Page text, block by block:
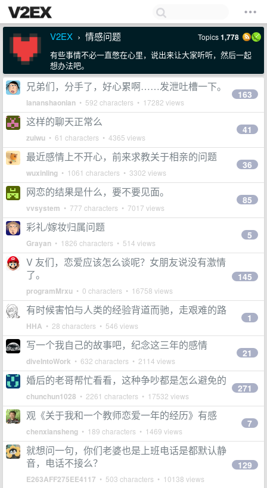
V2EX › 情感问题 Topics1,778
有些事情不必一直憋在心里，说出来让大家听听，然后一起
想办法吧。
兄弟们，分手了，好心累啊……发泄吐槽一下。
lananshaonian • 592 characters • 17282 views
163
这样的聊天正常么
zuiwu • 61 characters • 4365 views
41
最近感情上不开心，前来求教关于相亲的问题
wuxinling • 1061 characters • 3302 views
36
网恋的结果是什么，要不要见面。
vvsystem • 777 characters • 7017 views
85
彩礼/嫁妆归属问题
Grayan • 1826 characters • 514 views
5
V 友们，恋爱应该怎么谈呢？女朋友说没有激情
了。
programMrxu • 0 characters • 16758 views
145
有时候害怕与人类的经验背道而驰，走艰难的路
HHA • 28 characters • 546 views
1
​写一个我自己的故事吧，纪念这三年的感情
diveIntoWork • 632 characters • 2114 views
21
婚后的老哥帮忙看看，这种争吵都是怎么避免的
chunchun1028 • 2261 characters • 17532 views
271
观《关于我和一个教师恋爱一年的经历》有感
chenxiansheng • 189 characters • 1469 views
7
就想问一句，你们老婆也是上班电话是都默认静
音，电话不接么？
E263AFF275EE4117 • 503 characters • 10138 views
129